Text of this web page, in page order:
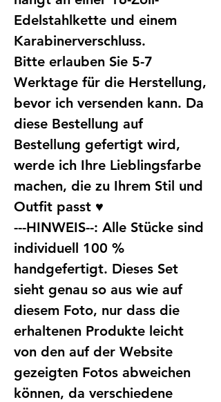
Edelstahlkette und einem
Karabinerverschluss.
Bitte erlauben Sie 5-7
Werktage für die Herstellung,
bevor ich versenden kann. Da
diese Bestellung auf
Bestellung gefertigt wird,
werde ich Ihre Lieblingsfarbe
machen, die zu Ihrem Stil und
Outfit passt ♥
---HINWEIS--: Alle Stücke sind
individuell 100 %
handgefertigt. Dieses Set
sieht genau so aus wie auf
diesem Foto, nur dass die
erhaltenen Produkte leicht
von den auf der Website
gezeigten Fotos abweichen
können, da verschiedene